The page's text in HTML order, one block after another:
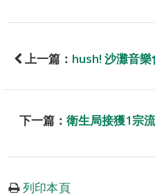
上一篇： hush! 沙灘音
下一篇： 衛生局接獲1宗
列印本頁